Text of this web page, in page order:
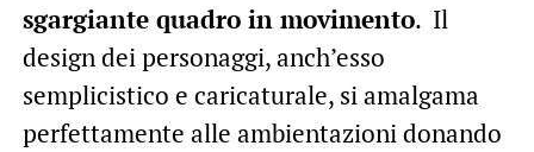
sgargiante quadro in movimento. Il
design dei personaggi, anch’esso
semplicistico e caricaturale, si amalgama
perfettamente alle ambientazioni donando